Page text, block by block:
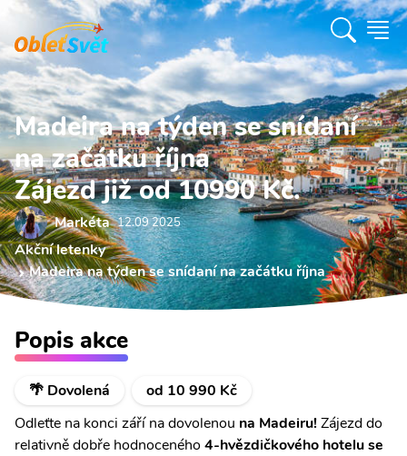
Madeira na týden se snídaní
na začátku října
Zájezd již od 10990 Kč.
Markéta 12.09 2025
Akční letenky
Madeira na týden se snídaní na začátku října
Popis akce
🌴 Dovolená
od 10 990 Kč
Odleťte na konci září na dovolenou na Madeiru!Zájezd do
relativně dobře hodnoceného 4-hvězdičkového hotelu se